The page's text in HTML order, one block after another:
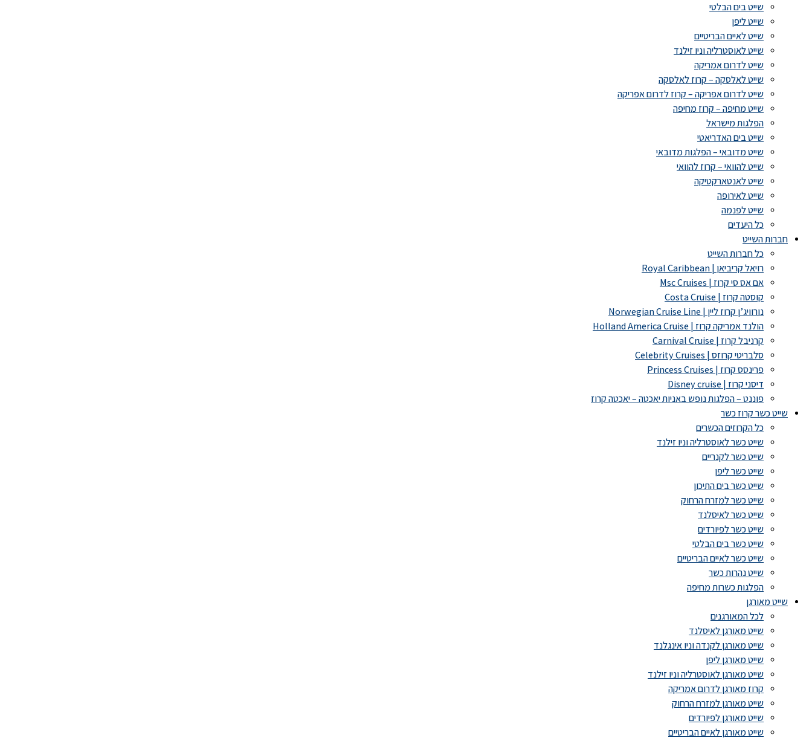
שייט בים הבלטי
שייט ליפן
שייט לאיים הבריטיים
שייט לאוסטרליה וניו זילנד
שייט לדרום אמריקה
שייט לאלסקה – קרוז לאלסקה
שייט לדרום אפריקה – קרוז לדרום אפריקה
שייט מחיפה – קרוז מחיפה
הפלגות מישראל
שייט בים האדריאטי
שייט מדובאי – הפלגות מדובאי
שייט להוואי – קרוז להוואי
שייט לאנטארקטיקה
שייט לאירופה
שייט לפנמה
כל היעדים
חברות השייט
כל חברות השייט
רויאל קריביאן | Royal Caribbean
אם אס סי קרוז | Msc Cruises
קוסטה קרוז | Costa Cruise
נורוויג’ן קרוז ליין | Norwegian Cruise Line
הולנד אמריקה קרוז | Holland America Cruise
קרניבל קרוז | Carnival Cruise
סלבריטי קרוזס | Celebrity Cruises
פרינסס קרוז | Princess Cruises
דיסני קרוז | Disney cruise
פוננט – הפלגות נופש באניות יאכטה – יאכטה קרוז
שייט כשר קרוז כשר
כל הקרוזים הכשרים
שייט כשר לאוסטרליה וניו זילנד
שייט כשר לקנריים
שייט כשר ליפן
שייט כשר בים התיכון
שייט כשר למזרח הרחוק
שייט כשר לאיסלנד
שייט כשר לפיורדים
שייט כשר בים הבלטי
שייט כשר לאיים הבריטיים
שייט נהרות כשר
הפלגות כשרות מחיפה
שייט מאורגן
לכל המאורגנים
שייט מאורגן לאיסלנד
שייט מאורגן לקנדה וניו אינגלנד
שייט מאורגן ליפן
שייט מאורגן לאוסטרליה וניו זילנד
קרוז מאורגן לדרום אמריקה
שייט מאורגן למזרח הרחוק
שייט מאורגן לפיורדים
שייט מאורגן לאיים הבריטיים